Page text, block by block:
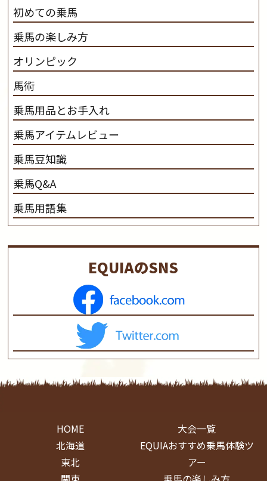
初めての乗馬
乗馬の楽しみ方
オリンピック
馬術
乗馬用品とお手入れ
乗馬アイテムレビュー
乗馬豆知識
乗馬Q&A
乗馬用語集
EQUIAのSNS
HOME
北海道
東北
大会一覧
EQUIAおすすめ乗馬体験ツ
アー